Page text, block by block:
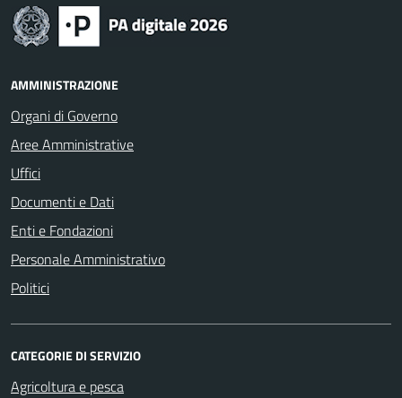
AMMINISTRAZIONE
Organi di Governo
Aree Amministrative
Uffici
Documenti e Dati
Enti e Fondazioni
Personale Amministrativo
Politici
CATEGORIE DI SERVIZIO
Agricoltura e pesca